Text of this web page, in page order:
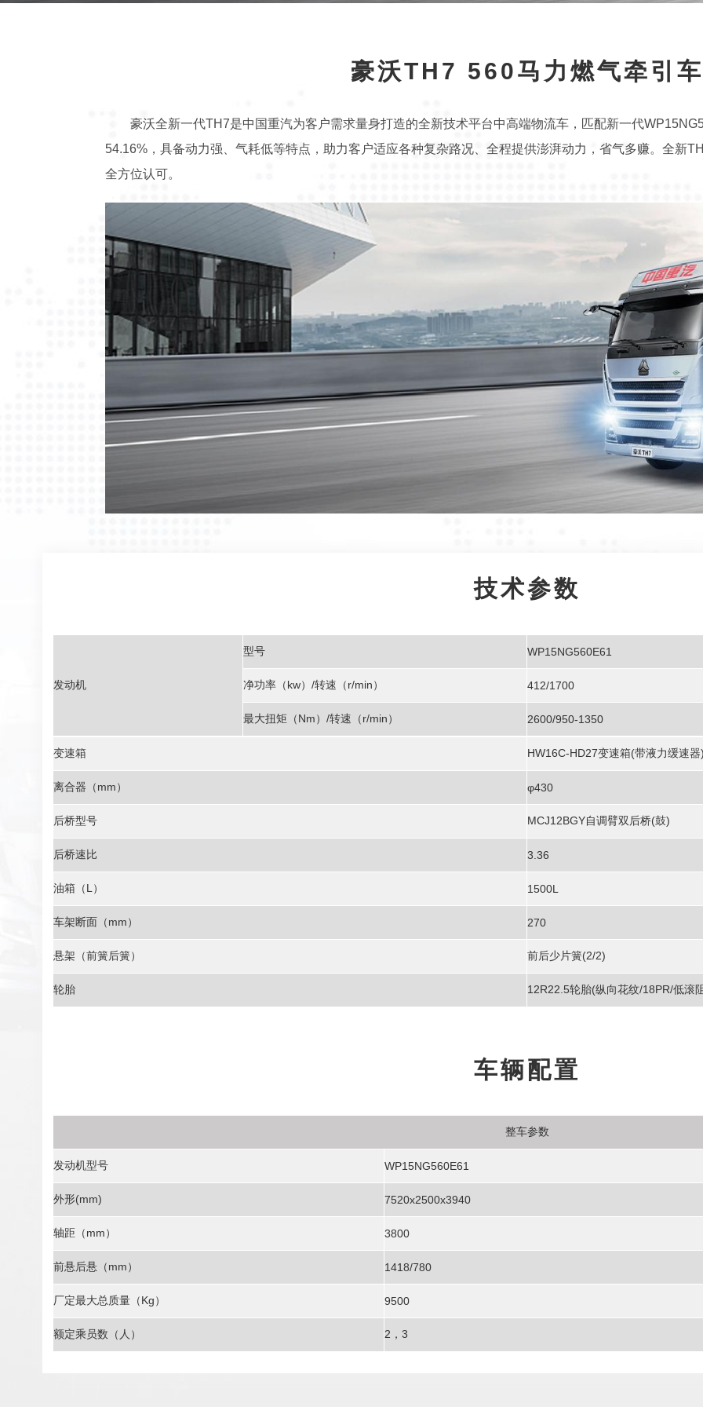
豪沃TH7 560马力燃气牵引车
豪沃全新一代TH7是中国重汽为客户需求量身打造的全新技术平台中高端物流车，匹配新一代
54.16%，具备动力强、气耗低等特点，助力客户适应各种复杂路况、全程提供澎湃动力，省气多赚。全新
全方位认可。
技术参数
发动机
型号 WP15NG560E61
净功率（kw）/转速（r/min） 412/1700
最大扭矩（Nm）/转速（r/min） 2600/950-1350
变速箱 HW16C-HD27变速箱(带液力缓速器
离合器（mm） φ430
后桥型号 MCJ12BGY自调臂双后桥(鼓)
后桥速比 3.36
油箱（L） 1500L
车架断面（mm） 270
悬架（前簧后簧） 前后少片簧(2/2)
轮胎 12R22.5轮胎(纵向花纹/18PR/低滚
车辆配置
整车参数
发动机型号 WP15NG560E61
外形(mm) 7520x2500x3940
轴距（mm） 3800
前悬后悬（mm） 1418/780
厂定最大总质量（Kg） 9500
额定乘员数（人） 2，3